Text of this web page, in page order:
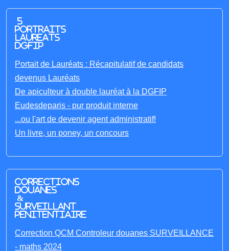
5
portraits
laureats
DGFIP
Portait de Lauréats : Récapitulatif de candidats
devenus Lauréats
De apiculteur à double lauréat à la DGFIP
Eudesdeparis - pur produit interne
...ou l'art de devenir agent administratif!
Un livre, un poney, un concours
Corrections
Douanes
&
Surveillant
penitentiaire
Correction QCM Controleur douanes SURVEILLANCE
- maths 2024